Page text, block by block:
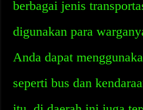
berbagai jenis
digunakan para
Anda dapat
seperti bus dan